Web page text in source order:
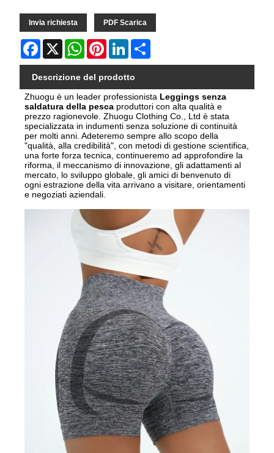
Invia richiesta PDF Scarica
Facebook
X WhatsAppPinterestLinkedIn
Descrizione del prodotto
Zhuogu è un leader professionista Leggings senza
saldatura della pesca produttori con alta qualità e
prezzo ragionevole.Zhuogu Clothing Co., Ltd è stata
specializzata in indumenti senza soluzione di continuità
per molti anni. Adeteremo sempre allo scopo della
"qualità, alla credibilità", con metodi di gestione scientifica,
una forte forza tecnica, continueremo ad approfondire la
riforma, il meccanismo di innovazione, gli adattamenti al
mercato, lo sviluppo globale, gli amici di benvenuto di
ogni estrazione della vita arrivano a visitare, orientamenti
e negoziati aziendali.